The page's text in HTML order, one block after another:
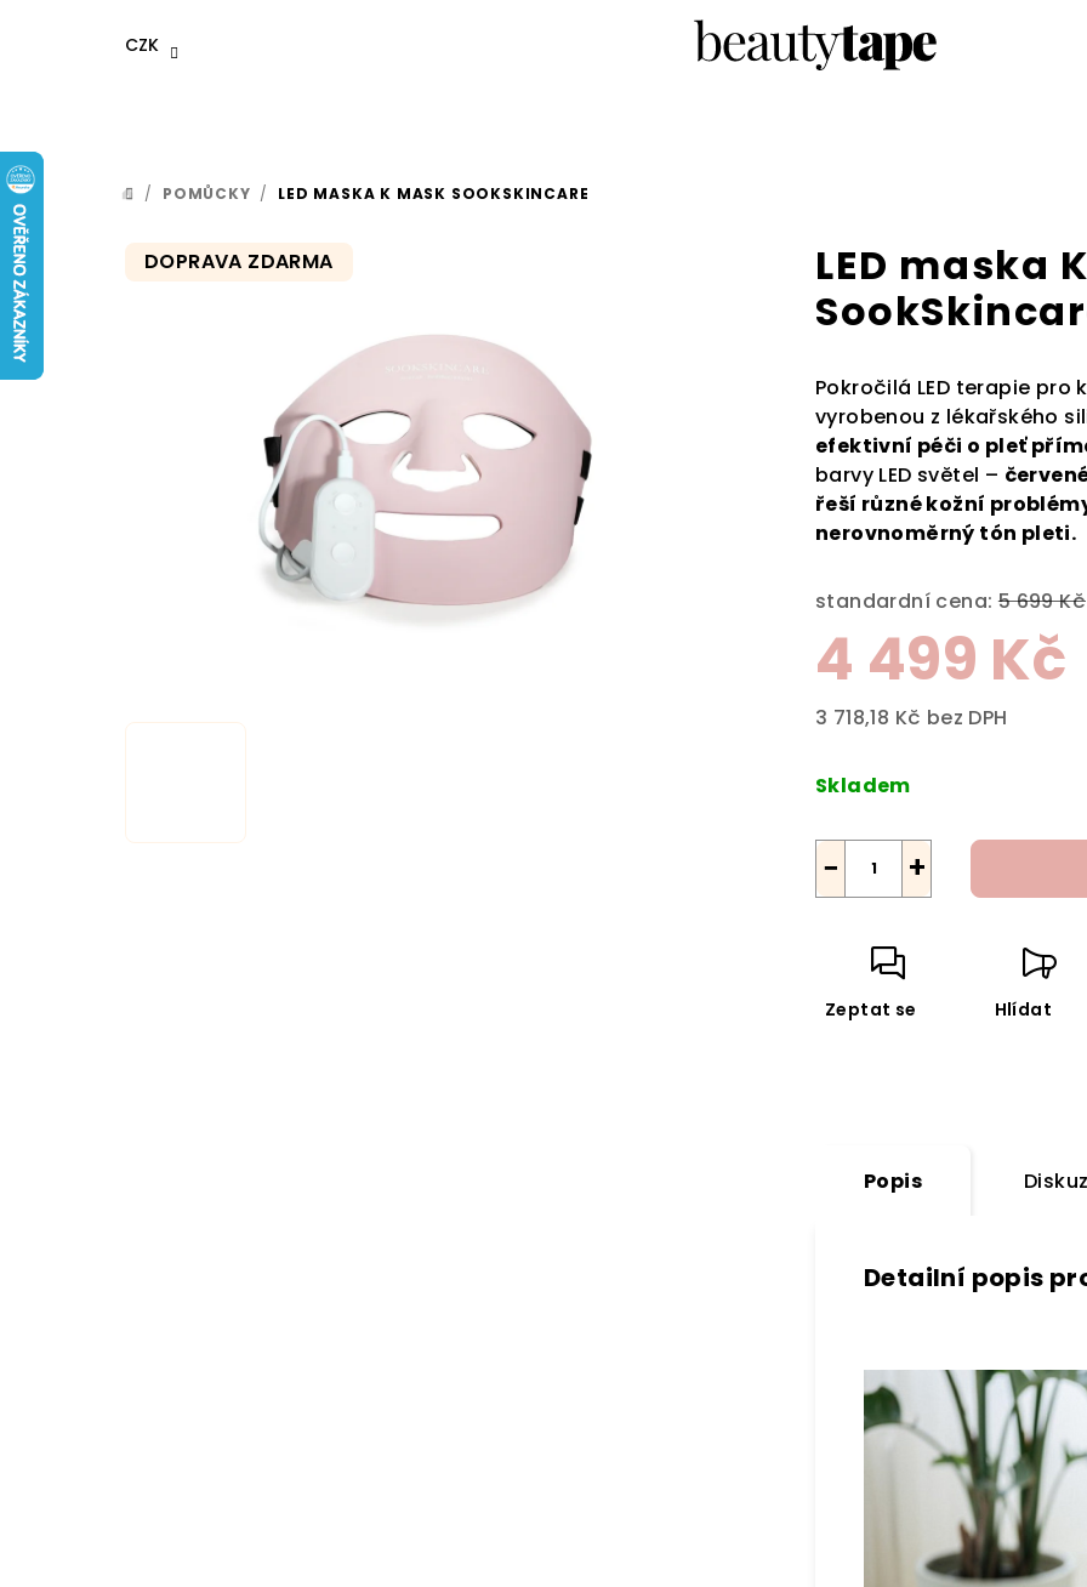
CZK
DOMŮ
/ POMŮCKY / LED MASKA K MASK SOOKSKINCARE
LED maska
Pokročilá LED terapie pro
vyrobenou z lékařského
efektivní péči o pleť
barvy LED světel –
řeší různé kožní
nerovnoměrný tón pleti.
standardní cena: 5 699 Kč
4 499 Kč
3 718,18 Kč bez DPH
cena:
Skladem
+
−
Zeptat se Hlídat
DOPRAVA ZDARMA
Popis
Detailní popis